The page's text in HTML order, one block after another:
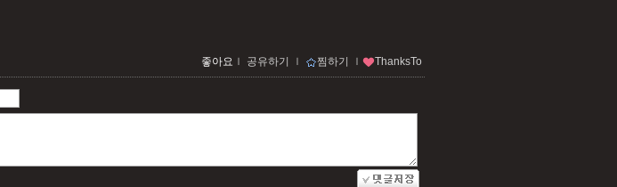
좋아요 ｌ 공유하기 ｌ 찜하기 ｌ ThanksTo